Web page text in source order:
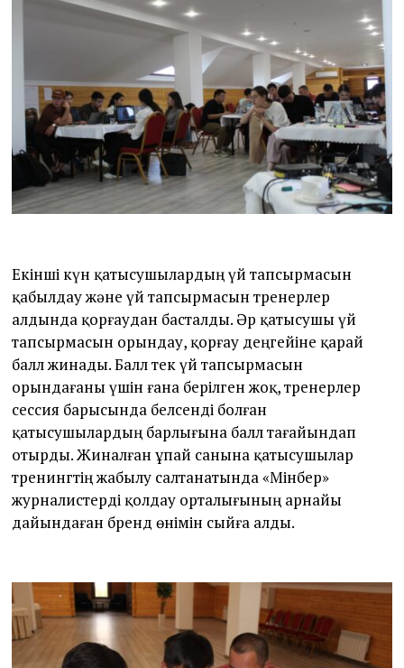
Екінші күн қатысушылардың үй тапсырмасын
қабылдау және үй тапсырмасын тренерлер
алдында қорғаудан басталды. Әр қатысушы үй
тапсырмасын орындау, қорғау деңгейіне қарай
балл жинады. Балл тек үй тапсырмасын
орындағаны үшін ғана берілген жоқ, тренерлер
сессия барысында белсенді болған
қатысушылардың барлығына балл тағайындап
отырды. Жиналған ұпай санына қатысушылар
тренингтің жабылу салтанатында «Мінбер»
журналистерді қолдау орталығының арнайы
дайындаған бренд өнімін сыйға алды.